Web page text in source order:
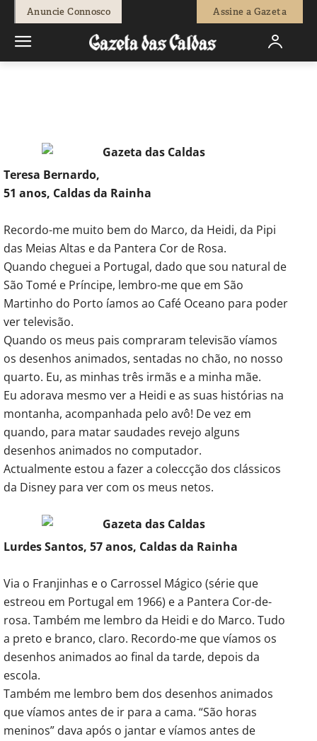
Anuncie Connosco Assine a Gazeta
Fátima Ferreira - 423 0
Teresa Bernardo,
51 anos, Caldas da Rainha
Recordo-me muito bem do Marco, da Heidi, da Pipi
das Meias Altas e da Pantera Cor de Rosa.
Quando cheguei a Portugal, dado que sou natural de
São Tomé e Príncipe, lembro-me que em São
Martinho do Porto íamos ao Café Oceano para poder
ver televisão.
Quando os meus pais compraram televisão víamos
os desenhos animados, sentadas no chão, no nosso
quarto. Eu, as minhas três irmãs e a minha mãe.
Eu adorava mesmo ver a Heidi e as suas histórias na
montanha, acompanhada pelo avô! De vez em
quando, para matar saudades revejo alguns
desenhos animados no computador.
Actualmente estou a fazer a coleccção dos clássicos
da Disney para ver com os meus netos.
Lurdes Santos, 57 anos, Caldas da Rainha
Via o Franjinhas e o Carrossel Mágico (série que
estreou em Portugal em 1966) e a Pantera Cor-de-
rosa. Também me lembro da Heidi e do Marco. Tudo
a preto e branco, claro. Recordo-me que víamos os
desenhos animados ao final da tarde, depois da
escola.
Também me lembro bem dos desenhos animados
que víamos antes de ir para a cama. “São horas
meninos” dava após o jantar e víamos antes de